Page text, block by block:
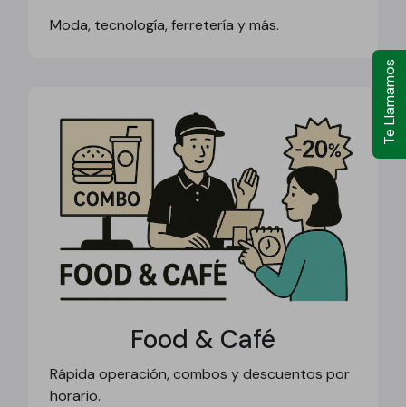
Moda, tecnología, ferretería y más.
Food & Café
Rápida operación, combos y descuentos por
horario.
Te Llamamos